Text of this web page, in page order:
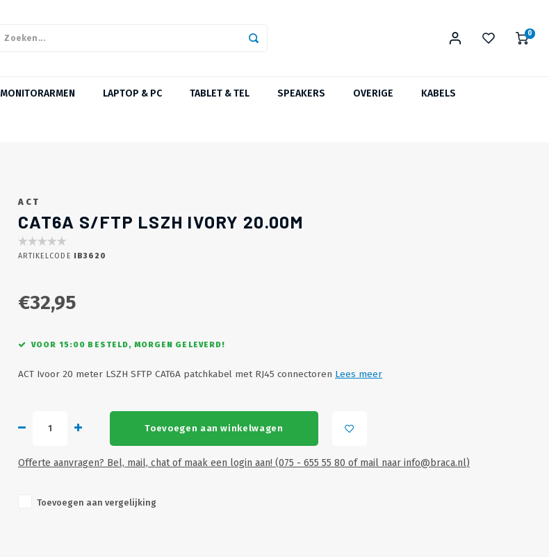
0
MONITORARMEN LAPTOP & PC TABLET & TEL SPEAKERS OVERIGE KABELS
ACT
CAT6A S/FTP LSZH IVORY 20.00M
ARTIKELCODE IB3620
€32,95
VOOR 15:00 BESTELD, MORGEN GELEVERD!
ACT Ivoor 20 meter LSZH SFTP CAT6A patchkabel met RJ45 connectoren Lees meer
Toevoegen aan winkelwagen
Offerte aanvragen? Bel, mail, chat of maak een login aan! (075 - 655 55 80 of mail naar info@braca.nl)
Toevoegen aan vergelijking